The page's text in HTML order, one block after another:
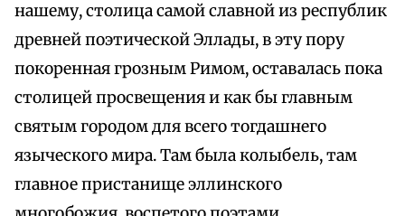
нашему, столица самой славной из республик
древней поэтической Эллады, в эту пору
покоренная грозным Римом, оставалась пока
столицей просвещения и как бы главным
святым городом для всего тогдашнего
языческого мира. Там была колыбель, там
главное пристанище эллинского